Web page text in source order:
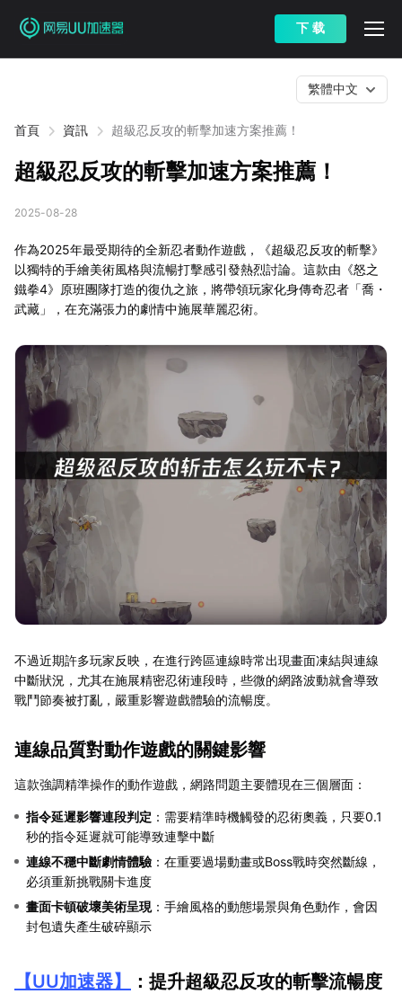
下 载
首頁 資訊 超級忍反攻的斬擊加速方案推薦！
繁體中文
超級忍反攻的斬擊加速方案推薦！
2025-08-28
作為2025年最受期待的全新忍者動作遊戲，《超級忍反攻的斬擊》
以獨特的手繪美術風格與流暢打擊感引發熱烈討論。這款由《怒之
鐵拳4》原班團隊打造的復仇之旅，將帶領玩家化身傳奇忍者「喬・
武藏」，在充滿張力的劇情中施展華麗忍術。
不過近期許多玩家反映，在進行跨區連線時常出現畫面凍結與連線
中斷狀況，尤其在施展精密忍術連段時，些微的網路波動就會導致
戰鬥節奏被打亂，嚴重影響遊戲體驗的流暢度。
連線品質對動作遊戲的關鍵影響
這款強調精準操作的動作遊戲，網路問題主要體現在三個層面：
指令延遲影響連段判定 ：需要精準時機觸發的忍術奧義，只要0.1
秒的指令延遲就可能導致連擊中斷
連線不穩中斷劇情體驗 ：在重要過場動畫或Boss戰時突然斷線，
必須重新挑戰關卡進度
畫面卡頓破壞美術呈現：手繪風格的動態場景與角色動作，會因
封包遺失產生破碎顯示
【UU加速器】
：提升超級忍反攻的斬擊流暢度